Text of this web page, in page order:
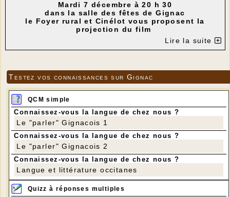
Mardi 7 décembre à 20 h 30
dans la salle des fêtes de Gignac
le Foyer rural et Cinélot vous proposent la
projection du film
"Antoinette dans les Cévennes" de Caroline
Vignal
Lire la suite
Testez vos connaissances sur Gignac
QCM simple
Connaissez-vous la langue de chez nous ?
Le "parler" Gignacois 1
Connaissez-vous la langue de chez nous ?
Le "parler" Gignacois 2
Connaissez-vous la langue de chez nous ?
Langue et littérature occitanes
Quizz à réponses multiples